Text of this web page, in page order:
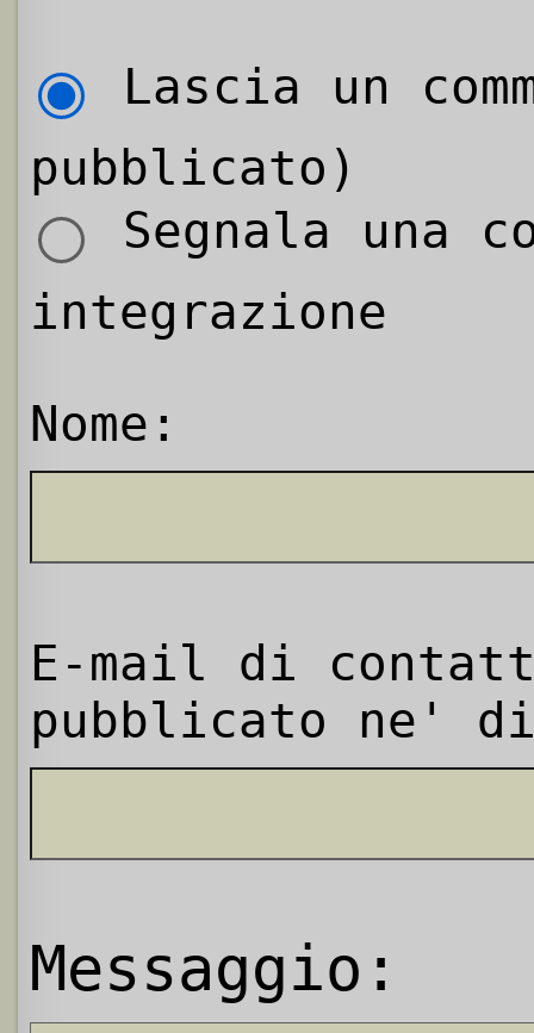
Lascia un
pubblicato)
Segnala una
integrazione
Nome:
E-mail di
pubblicato ne'
Messaggio: